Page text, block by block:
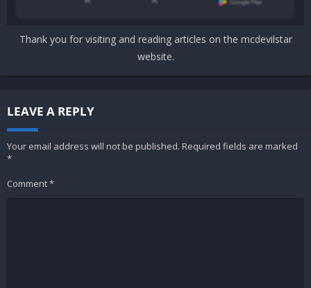
Thank you for visiting and reading articles on the mcdevilstar
website.
LEAVE A REPLY
Your email address will not be published. Required fields are marked
*
Comment*